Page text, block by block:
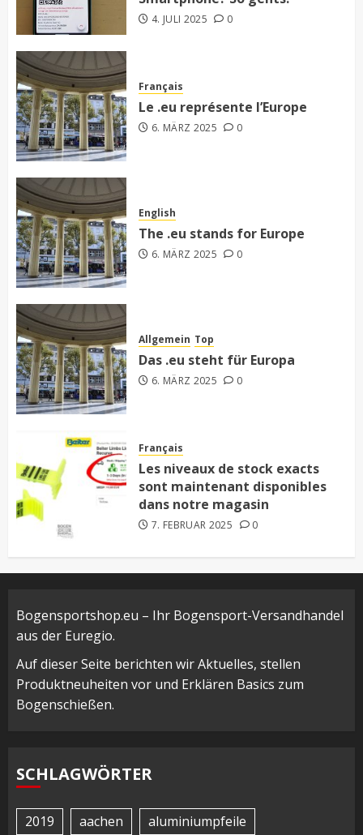
4. JULI 2025 0
Français
Le .eu représente l’Europe
6. MÄRZ 2025 0
English
The .eu stands for Europe
6. MÄRZ 2025 0
Allgemein Top
Das .eu steht für Europa
6. MÄRZ 2025 0
Français
Les niveaux de stock exacts
sont maintenant disponibles
dans notre magasin
7. FEBRUAR 2025 0
Bogensportshop.eu – Ihr Bogensport-Versandhandel
aus der Euregio.
Auf dieser Seite berichten wir Aktuelles, stellen
Produktneuheiten vor und Erklären Basics zum
Bogenschießen.
SCHLAGWÖRTER
2019 aachen
aluminiumpfeile